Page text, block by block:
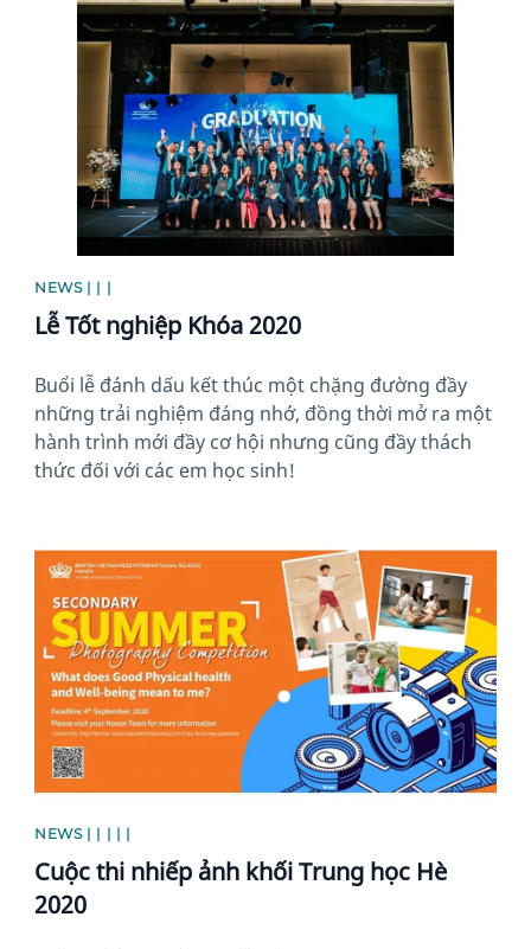
News image
NEWS | | |
Lễ Tốt nghiệp Khóa 2020
Buổi lễ đánh dấu kết thúc một chặng đường đầy
những trải nghiệm đáng nhớ, đồng thời mở ra một
hành trình mới đầy cơ hội nhưng cũng đầy thách
thức đối với các em học sinh!
News image
NEWS | | | | |
Cuộc thi nhiếp ảnh khối Trung học Hè
2020